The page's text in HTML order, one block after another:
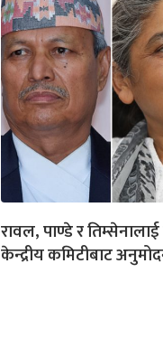
रावल, पाण्डे र
केन्द्रीय कमिटीबाट